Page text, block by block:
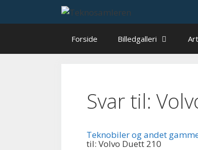
Forside Billedgalleri
Svar til:
Teknobiler og andet
til: Volvo Duett 210